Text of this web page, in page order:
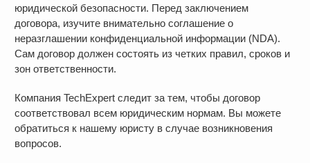
юридической безопасности. Перед заключением
договора, изучите внимательно соглашение о
неразглашении конфиденциальной информации (NDA).
Сам договор должен состоять из четких правил, сроков и
зон ответственности.
Компания TechExpert следит за тем, чтобы договор
соответствовал всем юридическим нормам. Вы можете
обратиться к нашему юристу в случае возникновения
вопросов.